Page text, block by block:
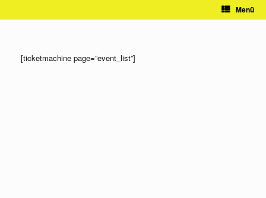
Menü
[ticketmachine page=”event_list”]